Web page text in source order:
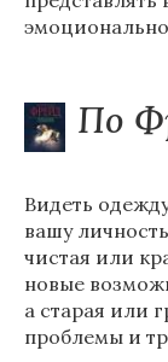
По
Видеть
вашу
чистая или
новые
а старая или
проблемы и